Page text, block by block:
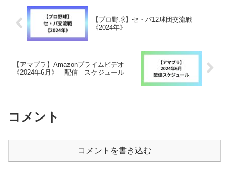
プラッカーブルーミングガーラン
ド商品名リップ...
【プロ野球】セ・パ12球団交流戦
《2024年》
【アマプラ】Amazonプライムビデオ
《2024年6月》 配信 スケジュール
コメント
コメントを書き込む